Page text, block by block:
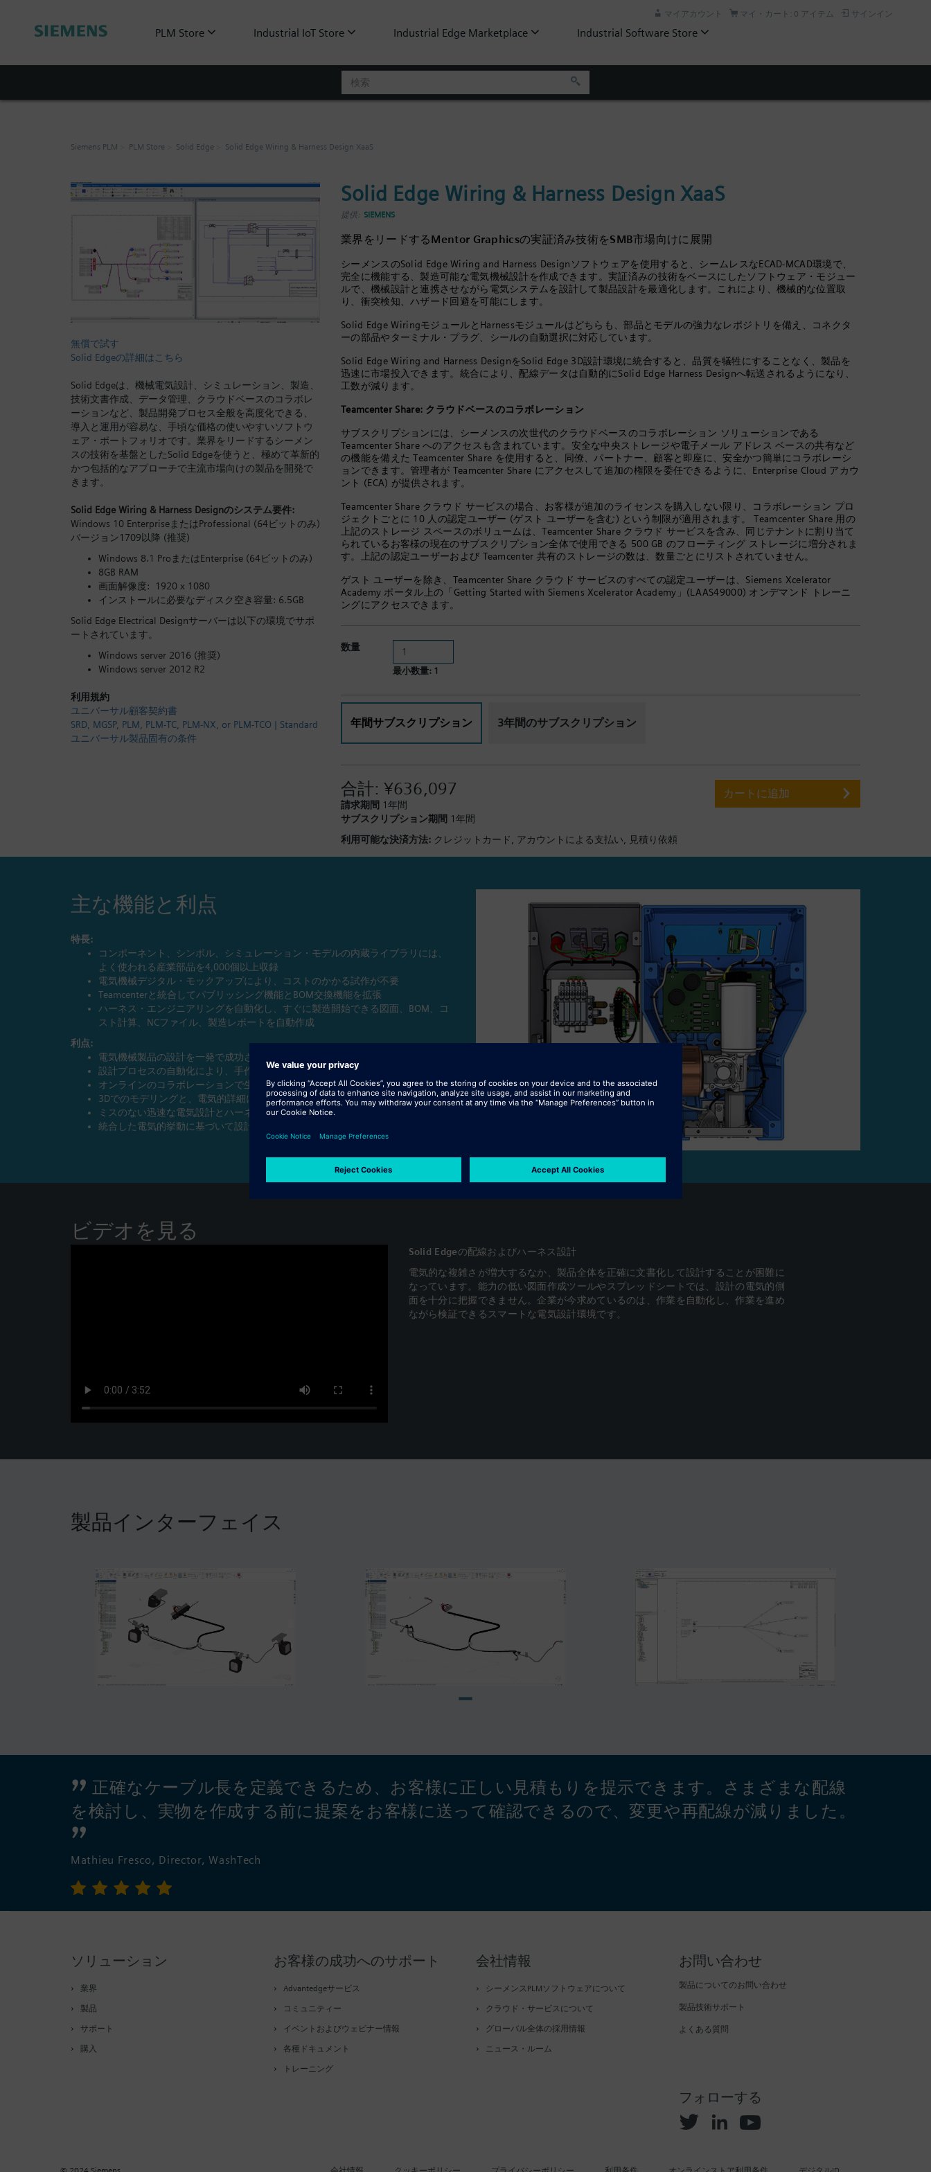
マイアカウント マイ・カート: 0 アイテム サインイン
PLM Store Industrial IoT Store Industrial Edge Marketplace Industrial Software Store
Siemens PLM PLM Store Solid Edge Solid Edge Wiring & Harness Design XaaS
無償で試す
Solid Edgeの詳細はこちら
Solid Edgeは、機械電気設計、シミュレーション、製造、
技術文書作成、データ管理、クラウドベースのコラボレ
ーションなど、製品開発プロセス全般を高度化できる、
導入と運用が容易な、手頃な価格の使いやすいソフトウ
ェア・ポートフォリオです。業界をリードするシーメン
スの技術を基盤としたSolid Edgeを使うと、極めて革新的
かつ包括的なアプローチで主流市場向けの製品を開発で
きます。
Solid Edge Wiring & Harness Designのシステム要件:
Windows 10 EnterpriseまたはProfessional (64ビットのみ)
バージョン1709以降 (推奨)
Windows 8.1 ProまたはEnterprise (64ビットのみ)
8GB RAM
画面解像度: 1920 x 1080
インストールに必要なディスク空き容量: 6.5GB
Solid Edge Electrical Designサーバーは以下の環境でサポ
ートされています。
Windows server 2016 (推奨)
Windows server 2012 R2
利用規約
ユニバーサル顧客契約書
SRD, MGSP, PLM, PLM-TC, PLM-NX, or PLM-TCO | Standard
ユニバーサル製品固有の条件
Solid Edge Wiring & Harness Design XaaS
提供: SIEMENS
業界をリードするMentor Graphicsの実証済み技術をSMB市場向けに展開
シーメンスのSolid Edge Wiring and Harness Designソフトウェアを使用すると、シームレスなECAD-MCAD環境で、
完全に機能する、製造可能な電気機械設計を作成できます。実証済みの技術をベースにしたソフトウェア・モジュー
ルで、機械設計と連携させながら電気システムを設計して製品設計を最適化します。これにより、機械的な位置取
り、衝突検知、ハザード回避を可能にします。
Solid Edge WiringモジュールとHarnessモジュールはどちらも、部品とモデルの強力なレポジトリを備え、コネクタ
ーの部品やターミナル・プラグ、シールの自動選択に対応しています。
Solid Edge Wiring and Harness DesignをSolid Edge 3D設計環境に統合すると、品質を犠牲にすることなく、製品を
迅速に市場投入できます。統合により、配線データは自動的にSolid Edge Harness Designへ転送されるようになり、
工数が減ります。
Teamcenter Share: クラウドベースのコラボレーション
サブスクリプションには、シーメンスの次世代のクラウドベースのコラボレーション ソリューションである
Teamcenter Share へのアクセスも含まれています。安全な中央ストレージや電子メール アドレス ベースの共有など
の機能を備えた Teamcenter Share を使用すると、同僚、パートナー、顧客と即座に、安全かつ簡単にコラボレーシ
ョンできます。管理者が Teamcenter Share にアクセスして追加の権限を委任できるように、Enterprise Cloud アカウ
ント (ECA) が提供されます。
Teamcenter Share クラウド サービスの場合、お客様が追加のライセンスを購入しない限り、コラボレーション プロ
ジェクトごとに 10 人の認定ユーザー (ゲスト ユーザーを含む) という制限が適用されます。 Teamcenter Share 用の
上記のストレージ スペースのボリュームは、Teamcenter Share クラウド サービスを含み、同じテナントに割り当て
られているお客様の現在のサブスクリプション全体で使用できる 500 GB のフローティング ストレージに増分されま
す。上記の認定ユーザーおよび Teamcenter 共有のストレージの数は、数量ごとにリストされていません。
ゲスト ユーザーを除き、Teamcenter Share クラウド サービスのすべての認定ユーザーは、Siemens Xcelerator
Academy ポータル上の「Getting Started with Siemens Xcelerator Academy」(LAAS49000) オンデマンド トレーニ
ングにアクセスできます。
数量
最小数量: 1
年間サブスクリプション 3年間のサブスクリプション
合計: ¥636,097
請求期間 1年間
サブスクリプション期間 1年間
カートに追加
利用可能な決済方法: クレジットカード, アカウントによる支払い, 見積り依頼
主な機能と利点
特長:
コンポーネント、シンボル、シミュレーション・モデルの内蔵ライブラリには、
よく使われる産業部品を4,000個以上収録
電気機械デジタル・モックアップにより、コストのかかる試作が不要
Teamcenterと統合してパブリッシング機能とBOM交換機能を拡張
ハーネス・エンジニアリングを自動化し、すぐに製造開始できる図面、BOM、コ
スト計算、NCファイル、製造レポートを自動作成
利点:
電気機械製品の設計を一発で成功させる
設計プロセスの自動化により、手作業を削減して効率化
オンラインのコラボレーションで生産性向上
3Dでのモデリングと、電気的詳細に関してコラボレーション
ミスのない迅速な電気設計とハーネス設計を実現
統合した電気的挙動に基づいて設計を検証
ビデオを見る
Solid Edgeの配線およびハーネス設計
電気的な複雑さが増大するなか、製品全体を正確に文書化して設計することが困難に
なっています。能力の低い図面作成ツールやスプレッドシートでは、設計の電気的側
面を十分に把握できません。企業が今求めているのは、作業を自動化し、作業を進め
ながら検証できるスマートな電気設計環境です。
製品インターフェイス
正確なケーブル長を定義できるため、お客様に正しい見積もりを提示できます。さまざまな配線
を検討し、実物を作成する前に提案をお客様に送って確認できるので、変更や再配線が減りました。
Mathieu Fresco, Director, WashTech
ソリューション
業界
製品
サポート
購入
お客様の成功へのサポート
Advantedgeサービス
コミュニティー
イベントおよびウェビナー情報
各種ドキュメント
トレーニング
会社情報
シーメンスPLMソフトウェアについて
クラウド・サービスについて
グローバル全体の採用情報
ニュース・ルーム
お問い合わせ
製品についてのお問い合わせ
製品技術サポート
よくある質問
フォローする